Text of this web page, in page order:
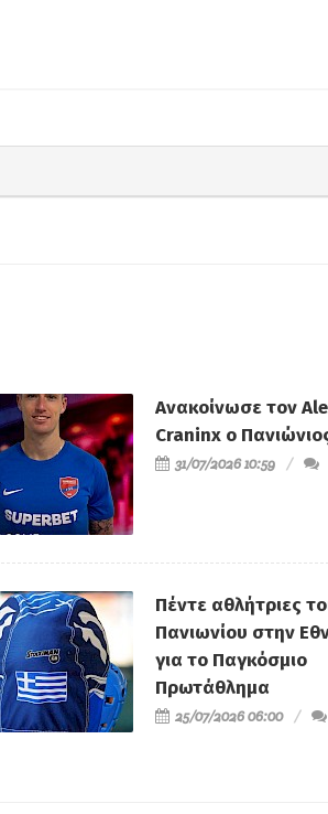
Ανακοίνωσε τον
Craninx ο
31/07/2026 10:59
Πέντε αθλήτριες
Πανιωνίου στην
για το Παγκόσμιο
Πρωτάθλημα
25/07/2026 06:00